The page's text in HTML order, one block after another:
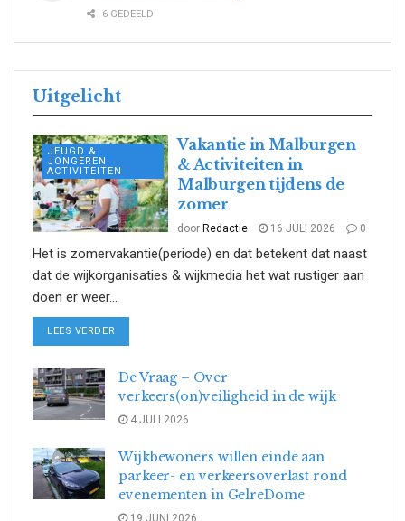
6 GEDEELD
Uitgelicht
JEUGD &
JONGEREN
ACTIVITEITEN
Vakantie in Malburgen
& Activiteiten in
Malburgen tijdens de
zomer
door Redactie 16 JULI 2026 0
Het is zomervakantie(periode) en dat betekent dat naast
dat de wijkorganisaties & wijkmedia het wat rustiger aan
doen er weer...
LEES VERDER
De Vraag – Over
verkeers(on)veiligheid in de wijk
4 JULI 2026
Wijkbewoners willen einde aan
parkeer- en verkeersoverlast rond
evenementen in GelreDome